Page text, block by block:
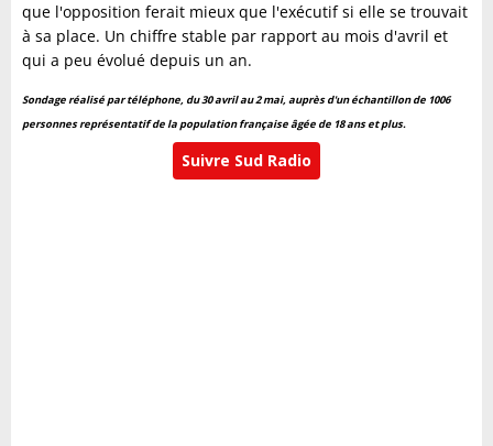
que l'opposition ferait mieux que l'exécutif si elle se trouvait
à sa place. Un chiffre stable par rapport au mois d'avril et
qui a peu évolué depuis un an.
Sondage réalisé par téléphone, du 30 avril au 2 mai, auprès d'un échantillon de 1006
personnes représentatif de la population française âgée de 18 ans et plus.
Suivre Sud Radio